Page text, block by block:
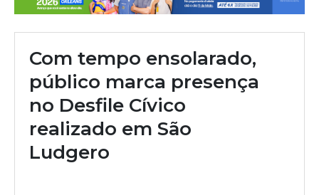
Com tempo ensolarado,
público marca presença
no Desfile Cívico
realizado em São
Ludgero